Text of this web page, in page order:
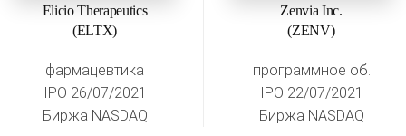
Elicio Therapeutics
(ELTX)
фармацевтика
IPO 26/07/2021
Биржа NASDAQ
Zenvia Inc.
(ZENV)
программное об.
IPO 22/07/2021
Биржа NASDAQ